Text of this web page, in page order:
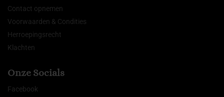
Contact opnemen
Voorwaarden & Condities
Herroepingsrecht
Klachten
Onze Socials
Facebook